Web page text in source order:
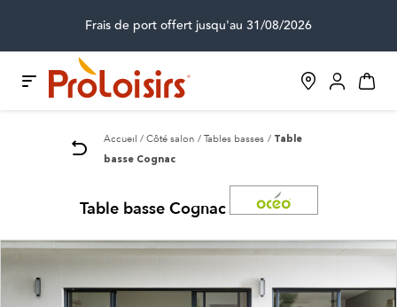
Frais de port offert jusqu'au 31/08/2026
Accueil Côté salon Tables basses Table
basse Cognac
Table basse Cognac